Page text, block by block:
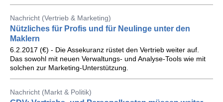
Nachricht (Vertrieb & Marketing)
Nützliches für Profis und für Neulinge unter den
Maklern
6.2.2017 (€) - Die Assekuranz rüstet den Vertrieb weiter auf.
Das sowohl mit neuen Verwaltungs- und Analyse-Tools wie mit
solchen zur Marketing-Unterstützung.
Nachricht (Markt & Politik)